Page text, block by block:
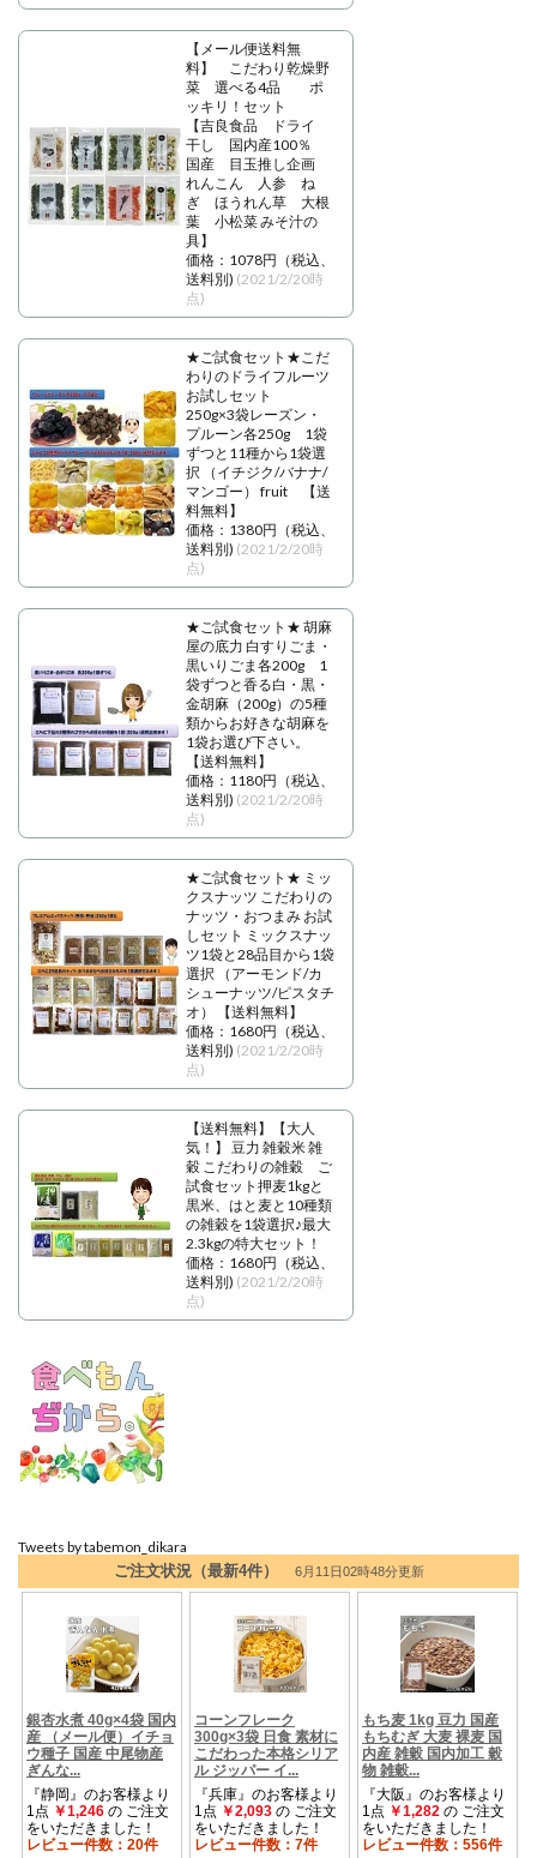
【メール便送料無
料】 こだわり乾燥野
菜 選べる4品 ポ
ッキリ！セット
【吉良食品 ドライ
干し 国内産100％
国産 目玉推し企画
れんこん 人参 ね
ぎ ほうれん草 大根
葉 小松菜 みそ汁の
具】
価格：1078円（税込、
送料別) (2021/2/20時
点)
★ご試食セット★こだ
わりのドライフルーツ
お試しセット
250g×3袋レーズン・
プルーン各250g 1袋
ずつと11種から1袋選
択 （イチジク/バナナ/
マンゴー） fruit 【送
料無料】
価格：1380円（税込、
送料別) (2021/2/20時
点)
★ご試食セット★ 胡麻
屋の底力 白すりごま・
黒いりごま各200g 1
袋ずつと香る白・黒・
金胡麻（200g）の5種
類からお好きな胡麻を
1袋お選び下さい。
【送料無料】
価格：1180円（税込、
送料別) (2021/2/20時
点)
★ご試食セット★ ミッ
クスナッツ こだわりの
ナッツ・おつまみ お試
しセット ミックスナッ
ツ1袋と28品目から1袋
選択 （アーモンド/カ
シューナッツ/ピスタチ
オ） 【送料無料】
価格：1680円（税込、
送料別) (2021/2/20時
点)
【送料無料】【大人
気！】 豆力 雑穀米 雑
穀 こだわりの雑穀 ご
試食セット押麦1kgと
黒米、はと麦と10種類
の雑穀を1袋選択♪最大
2.3kgの特大セット！
価格：1680円（税込、
送料別) (2021/2/20時
点)
Tweets by tabemon_dikara